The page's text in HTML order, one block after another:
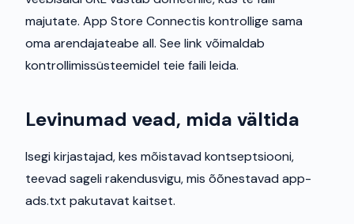
majutate. App Store Connectis kontrollige sama
oma arendajateabe all. See link võimaldab
kontrollimissüsteemidel teie faili leida.
Levinumad vead, mida vältida
Isegi kirjastajad, kes mõistavad kontseptsiooni,
teevad sageli rakendusvigu, mis õõnestavad app-
ads.txt pakutavat kaitset.